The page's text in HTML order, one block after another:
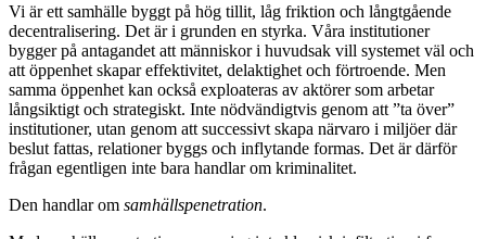
Vi är ett samhälle byggt på hög tillit, låg friktion och långtgående
decentralisering. Det är i grunden en styrka. Våra institutioner
bygger på antagandet att människor i huvudsak vill systemet väl och
att öppenhet skapar effektivitet, delaktighet och förtroende. Men
samma öppenhet kan också exploateras av aktörer som arbetar
långsiktigt och strategiskt. Inte nödvändigtvis genom att ”ta över”
institutioner, utan genom att successivt skapa närvaro i miljöer där
beslut fattas, relationer byggs och inflytande formas. Det är därför
frågan egentligen inte bara handlar om kriminalitet.
Den handlar om samhällspenetration.